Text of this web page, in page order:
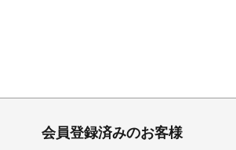
会員登録済みのお客様